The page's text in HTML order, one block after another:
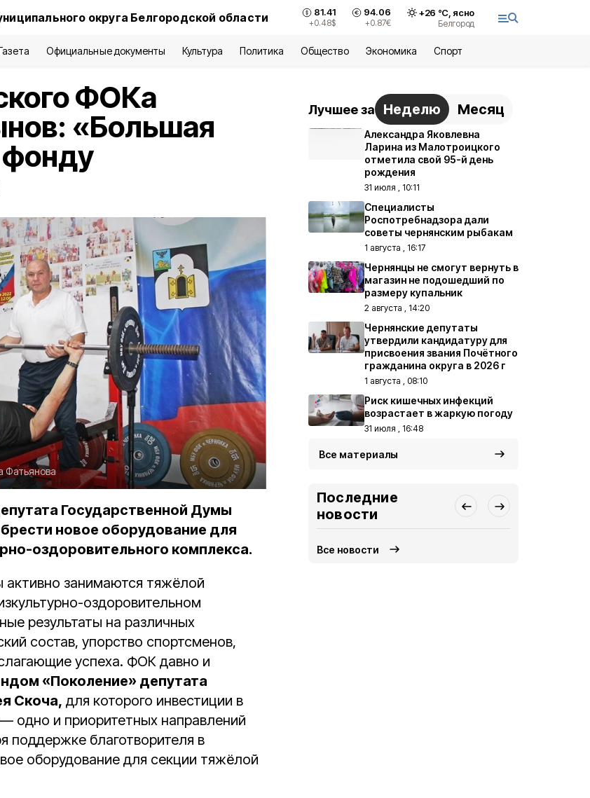
округа Белгородской области 81.41
+0.48$
94.06
+0.87€
+26 °С, ясно
Белгород
Официальные документы Культура Политика Общество Экономика Спорт
ФОКа
«Большая
фонду
Фатьянова
Государственной Думы
новое оборудование для
оздоровительного комплекса.
занимаются тяжёлой
оздоровительном
результаты на различных
состав, упорство спортсменов,
успеха. ФОК давно и
«Поколение» депутата
Скоча, для которого инвестиции в
одно и приоритетных направлений
поддержке благотворителя в
оборудование для секции тяжёлой
Лучшее за Неделю Месяц
Александра Яковлевна
Ларина из Малотроицкого
отметила свой 95-й день
рождения
31 июля , 10:11
Специалисты
Роспотребнадзора дали
советы чернянским рыбакам
1 августа , 16:17
Чернянцы не смогут вернуть в
магазин не подошедший по
размеру купальник
2 августа , 14:20
Чернянские депутаты
утвердили кандидатуру для
присвоения звания Почётного
гражданина округа в 2026 г
1 августа , 08:10
Риск кишечных инфекций
возрастает в жаркую погоду
31 июля , 16:48
Все материалы
Последние
новости
Все новости